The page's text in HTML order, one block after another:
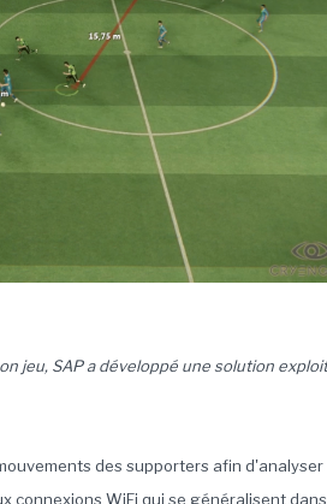
jeu, SAP a développé une solution
des supporters afin d'analyser
connexions WiFi qui se généralisent